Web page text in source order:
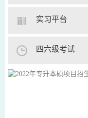
实习平台
四六级考试